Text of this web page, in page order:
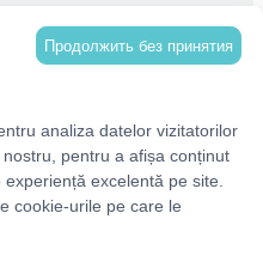
Продолжить без принятия
analiza datelor vizitatorilor
pentru a afișa conținut
excelentă pe site.
cookie-urile pe care le